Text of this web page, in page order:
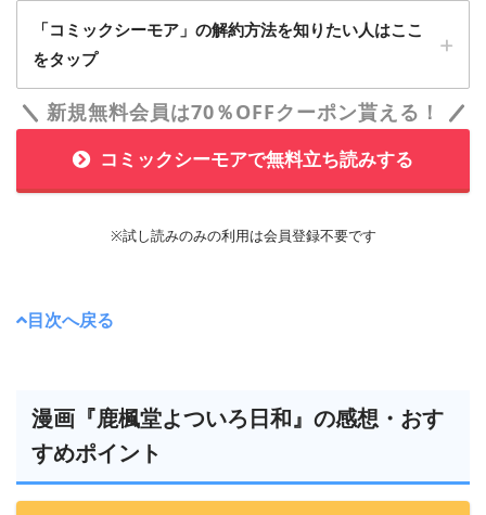
1
「コミックシーモア」に無料会員登録する
メールアドレス、Twitter、LINE ID、グーグルなどから会員登
2
月額メニューに登録する
「コミックシーモア」の解約方法を知りたい人はここ
をタップ
1
「会員サービス」から「月額メニューの解約」を
選択すれば解約完了です
2
「コミックシーモア」自体を退会することもでき
新規無料会員は70％OFFクーポン貰える！
コミックシーモアで無料立ち読みする
※試し読みのみの利用は会員登録不要です
目次へ戻る
漫画『鹿楓堂よついろ日和』の感想・おす
すめポイント